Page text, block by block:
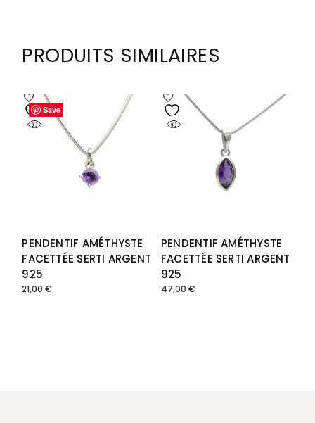
PRODUITS SIMILAIRES
Save
PENDENTIF AMÉTHYSTE
FACETTÉE SERTI ARGENT
925
21,00€
Save
PENDENTIF AMÉTHYSTE
FACETTÉE SERTI ARGENT
925
47,00 €